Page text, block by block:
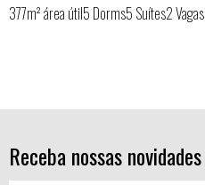
377m² área útil5 Dorms5 Suítes2 Vagas
Receba nossas novidades